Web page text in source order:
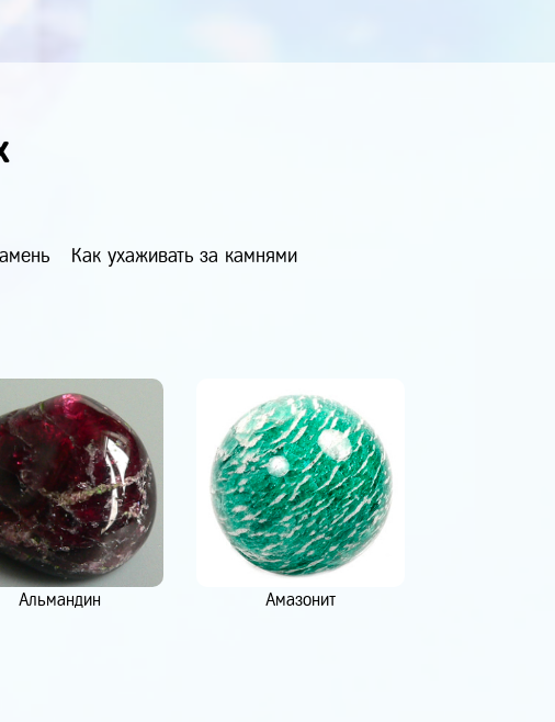
Как ухаживать за камнями
Альмандин Амазонит